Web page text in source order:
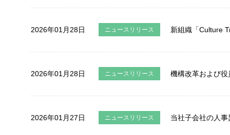
2026年01月28日 ニュースリリース 新組織「Culture
2026年01月28日 ニュースリリース 機構改革および
2026年01月27日 ニュースリリース 当社子会社の人